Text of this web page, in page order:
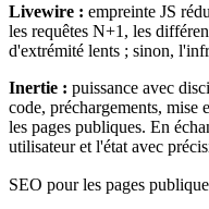
Livewire : empreinte JS
les requêtes N+1, les
d'extrémité lents ; sinon,
Inertie : puissance avec
code, préchargements, mise
les pages publiques. En
utilisateur et l'état avec
SEO pour les pages